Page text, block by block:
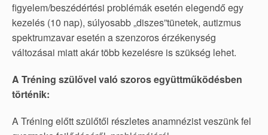
figyelem/beszédértési problémák esetén elegendő egy
kezelés (10 nap), súlyosabb „diszes”tünetek, autizmus
spektrumzavar esetén a szenzoros érzékenység
változásai miatt akár több kezelésre is szükség lehet.
A Tréning szülővel való szoros együttműködésben
történik:
A Tréning előtt szülőtől részletes anamnézist veszünk fel